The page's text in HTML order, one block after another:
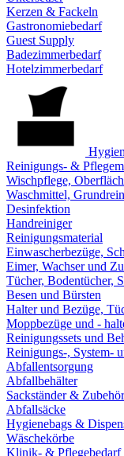
Kerzen & Fackeln
Gastronomiebedarf
Guest Supply
Badezimmerbedarf
Hotelzimmerbedarf
Reinigungs- &
Wischpflege,
Waschmittel,
Desinfektion
Handreiniger
Reinigungsmaterial
Einwascherbezüge,
Eimer, Wachser und
Tücher, Bodentücher,
Besen und Bürsten
Halter und Bezüge,
Moppbezüge und -
Reinigungssets und
Reinigungs-, System-
Abfallentsorgung
Abfallbehälter
Sackständer & Zubehör
Abfallsäcke
Hygienebags &
Wäschekörbe
Klinik- & Pflegebedarf